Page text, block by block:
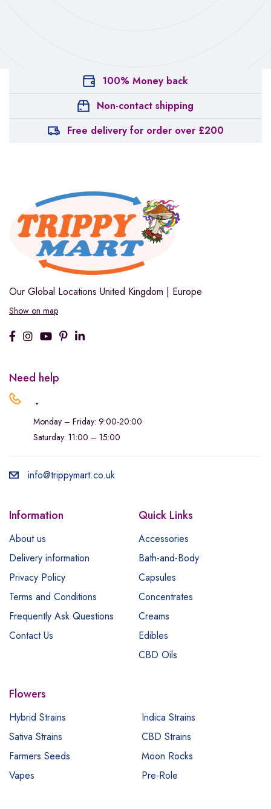
100% Money back
Non-contact shipping
Free delivery for order over £200
Our Global Locations United Kingdom | Europe
Show on map
Need help
.
Monday – Friday: 9:00-20:00
Saturday: 11:00 – 15:00
info@trippymart.co.uk
Information
About us
Delivery information
Privacy Policy
Terms and Conditions
Frequently Ask Questions
Contact Us
Quick Links
Accessories
Bath-and-Body
Capsules
Concentrates
Creams
Edibles
CBD Oils
Flowers
Hybrid Strains
Indica Strains
Sativa Strains
CBD Strains
Farmers Seeds
Moon Rocks
Vapes
Pre-Role